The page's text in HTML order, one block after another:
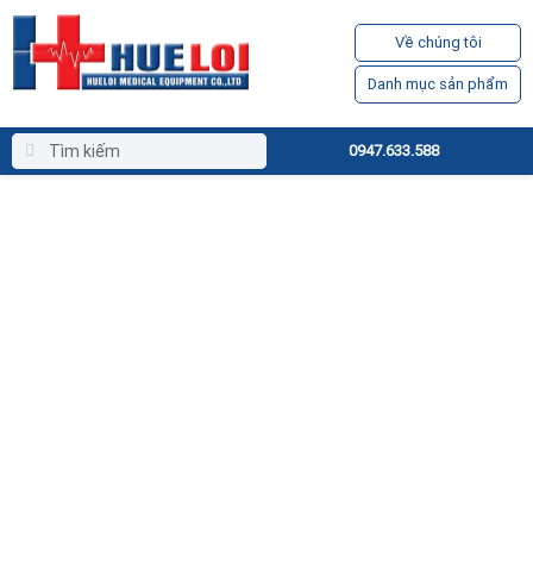
Về chúng tôi
Danh mục sản phẩm
0947.633.588